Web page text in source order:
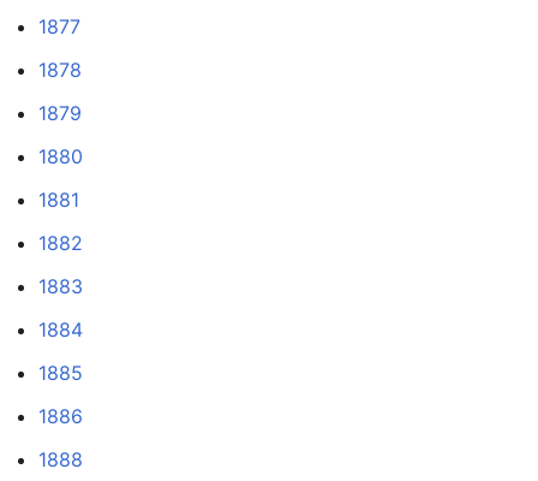
1877
1878
1879
1880
1881
1882
1883
1884
1885
1886
1888